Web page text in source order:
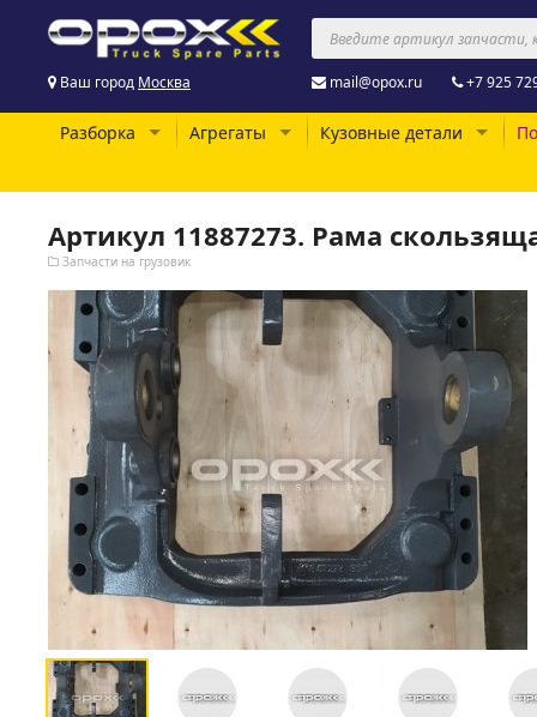
Ваш город Москва mail@opox.ru +7 925
Разборка Агрегаты Кузовные детали
Артикул 11887273. Рама
Запчасти на грузовик